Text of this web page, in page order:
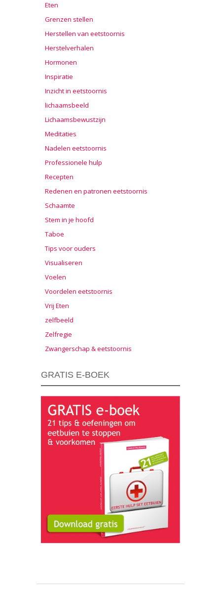
Eten
Grenzen stellen
Herstellen van eetstoornis
Herstelverhalen
Hormonen
Inspiratie
Inzicht in eetstoornis
lichaamsbeeld
Lichaamsbewustzijn
Meditaties
Nadelen eetstoornis
Professionele hulp
Recepten
Redenen en patronen eetstoornis
Schaamte
Stem in je hoofd
Taboe
Tips voor ouders
Visualiseren
Voelen
Voordelen eetstoornis
Vrij Eten
zelfbeeld
Zelfregie
Zwangerschap & eetstoornis
GRATIS E-BOEK